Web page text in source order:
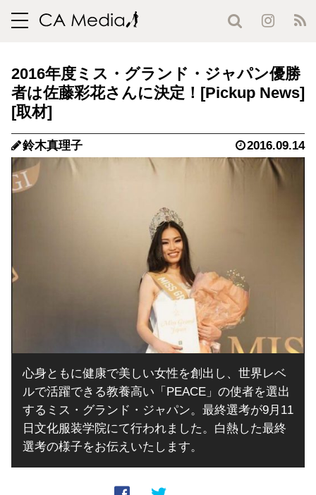
toggle
2016年度ミス・グランド・ジャパン優勝
者は佐藤彩花さんに決定！
鈴木真理子 2016.09.14
心身ともに健康で美しい女性を創出し、世界レベ
ルで活躍できる教養高い「PEACE」の使者を選出
するミス・グランド・ジャパン。最終選考が9月11
日文化服装学院にて行われました。白熱した最終
選考の様子をお伝えいたします。